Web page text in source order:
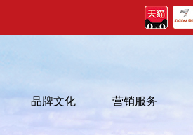
品牌文化 营销服务